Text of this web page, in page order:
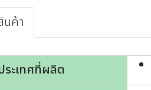
นค้า
ระเทศที่ผลิต